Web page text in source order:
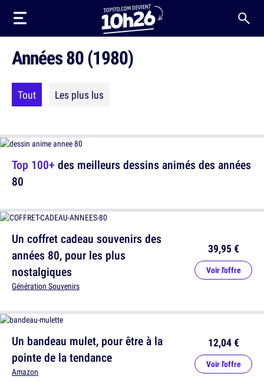
Années 80 (1980)
Tout Les plus lus
Top 100+ des meilleurs dessins animés des années
80
Un coffret cadeau souvenirs des
années 80, pour les plus
nostalgiques
Génération Souvenirs
39,95 €
Voir l'offre
Un bandeau mulet, pour être à la
pointe de la tendance
Amazon
12,04 €
Voir l'offre